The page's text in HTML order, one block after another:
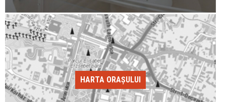
HARTA ORAȘULUI